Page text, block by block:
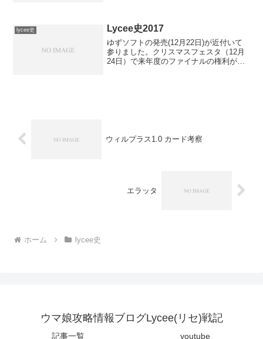
対する強烈...
lycee史 Lycee史2017
ゆずソフトの発売(12月22日)が近付いて
参りました。クリスマスフェスタ（12月
24日）で来年度のファイナルの権利が付
ウィルプラス1.0 カード考察
エラッタ
ホーム lycee史
ウマ娘攻略情報ブログLycee(リセ)戦記
記事一覧 youtube